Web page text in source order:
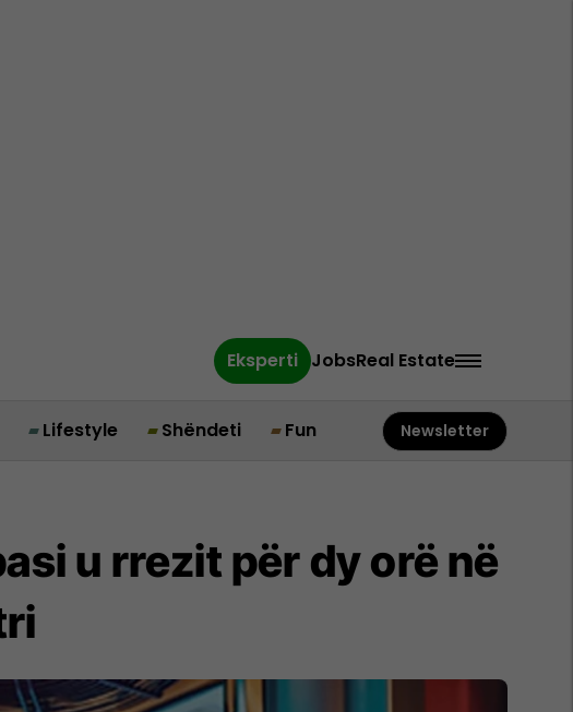
Eksperti JobsReal Estate
Lifestyle Shëndeti Fun Newsletter
u rrezit për dy orë në